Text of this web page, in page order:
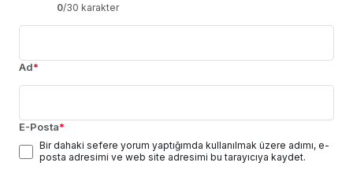
0/30 karakter
Ad*
E-Posta*
Bir dahaki sefere yorum yaptığımda kullanılmak üzere adımı, e-
posta adresimi ve web site adresimi bu tarayıcıya kaydet.